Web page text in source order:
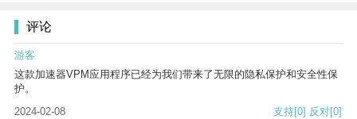
评论
游客
这款加速器VPM应用程序已经为我们带来了无限的隐私保护和安全性保
护。
2024-02-08
支持[0] 反对[0]